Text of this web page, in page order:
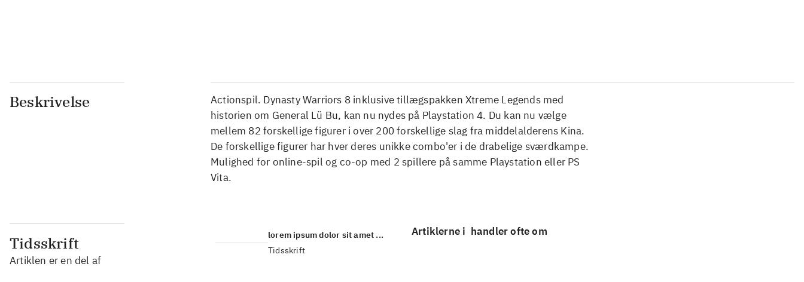
Beskrivelse
Actionspil. Dynasty Warriors 8 inklusive tillægspakken Xtreme Legends med
historien om General Lü Bu, kan nu nydes på Playstation 4. Du kan nu vælge
mellem 82 forskellige figurer i over 200 forskellige slag fra middelalderens Kina.
De forskellige figurer har hver deres unikke combo'er i de drabelige sværdkampe.
Mulighed for online-spil og co-op med 2 spillere på samme Playstation eller PS
Vita.
Tidsskrift
Artiklen er en del af
lorem ipsum dolor sit amet ...
Tidsskrift
Artiklerne i handler ofte om